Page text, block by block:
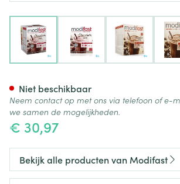
View larger imageView larger image
View larger
€ 30,97
Niet beschikbaar
Neem contact op met ons via telefoon of e-
we samen de mogelijkheden.
Bekijk alle producten van Modifast